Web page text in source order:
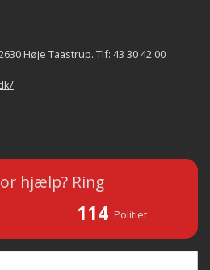
Høje Taastrup. Tlf: 43 30 42 00
hjælp? Ring
114 Politiet